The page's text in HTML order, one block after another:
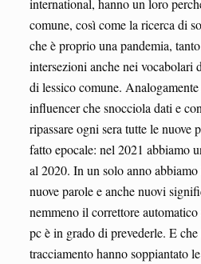
comune, così come la ricerca di
che è proprio una pandemia,
intersezioni anche nei vocabolari
di lessico comune.
influencer che snocciola dati e
ripassare ogni sera tutte le nuove
fatto epocale: nel 2021 abbiamo
al 2020. In un solo anno
nuove parole e anche nuovi
nemmeno il correttore
pc è in grado di prevederle. E
tracciamento hanno soppiantato